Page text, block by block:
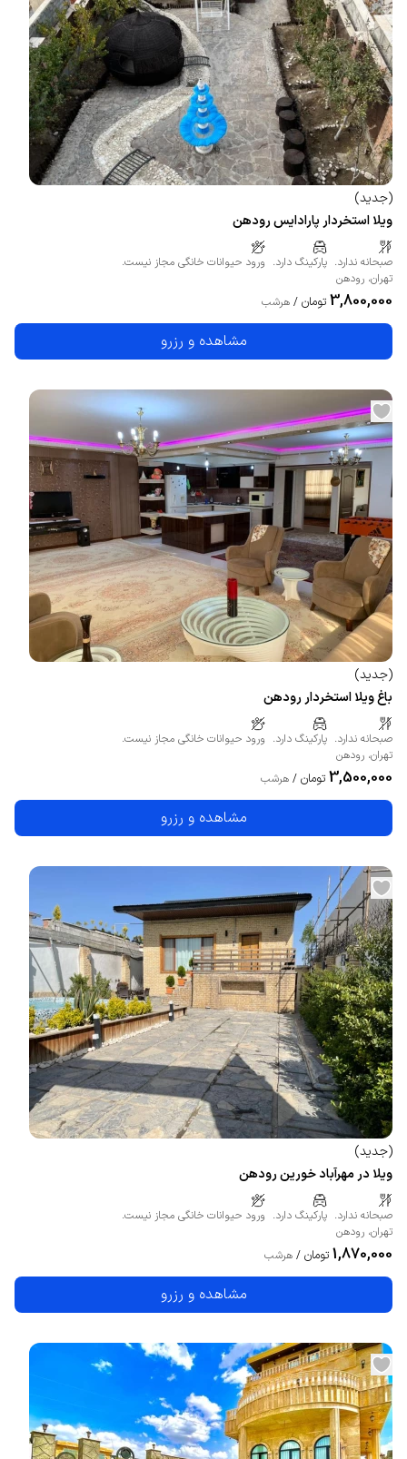
(جدید)
ویلا استخردار پارادایس رودهن
صبحانه ندارد. پارکینگ دارد. ورود حیوانات خانگی مجاز نیست.
تهران، رودهن
3,800,000 تومان / هرشب
مشاهده و رزرو
(جدید)
باغ ویلا استخردار رودهن
صبحانه ندارد. پارکینگ دارد. ورود حیوانات خانگی مجاز نیست.
تهران، رودهن
3,500,000 تومان / هرشب
مشاهده و رزرو
(جدید)
ویلا در مهرآباد خورین رودهن
صبحانه ندارد. پارکینگ دارد. ورود حیوانات خانگی مجاز نیست.
تهران، رودهن
1,870,000 تومان / هرشب
مشاهده و رزرو